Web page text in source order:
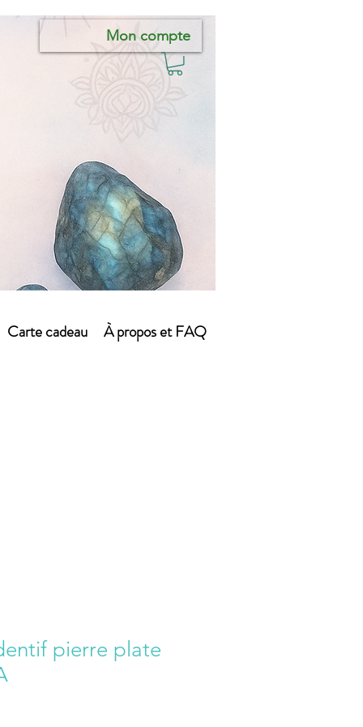
Mon compte
Carte cadeau À propos et FAQ
pierre plate